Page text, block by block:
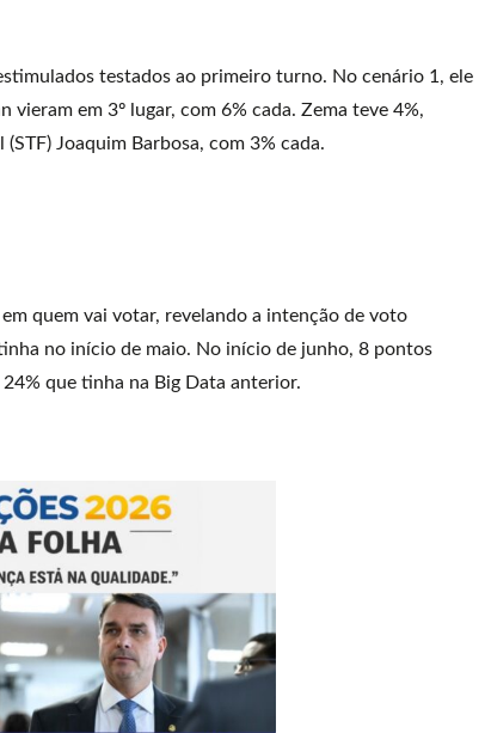
testados ao primeiro turno. No cenário 1, ele
em 3º lugar, com 6% cada. Zema teve 4%,
Joaquim Barbosa, com 3% cada.
quem vai votar, revelando a intenção de voto
no início de maio. No início de junho, 8 pontos
que tinha na Big Data anterior.